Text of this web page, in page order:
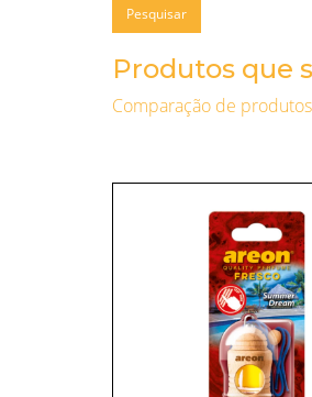
Produtos que
Comparação de